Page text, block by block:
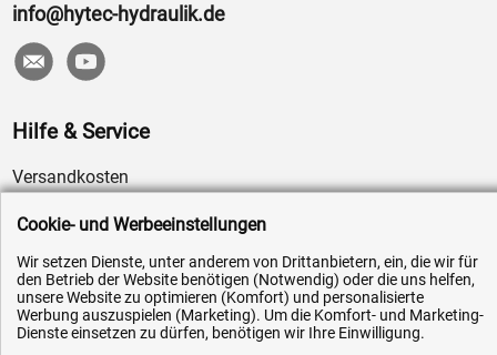
info@hytec-hydraulik.de
Hilfe & Service
Versandkosten
AGB / Widerrufsrecht
Datenschutz
Impressum
Cookie- und Werbeeinstellungen
Wir setzen Dienste, unter anderem von Drittanbietern, ein, die wir für
den Betrieb der Website benötigen (Notwendig) oder die uns helfen,
unsere Website zu optimieren (Komfort) und personalisierte
Werbung auszuspielen (Marketing). Um die Komfort- und Marketing-
Dienste einsetzen zu dürfen, benötigen wir Ihre Einwilligung.